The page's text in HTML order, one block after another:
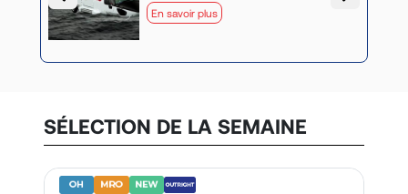
En savoir plus
SÉLECTION DE LA SEMAINE